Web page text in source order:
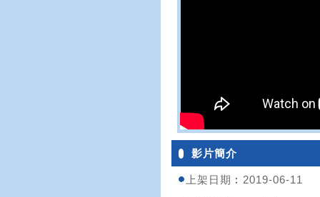
影片簡介
上架日期︰2019-06-11